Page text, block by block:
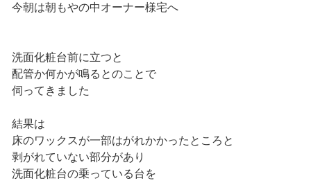
今朝は朝もやの中オーナー様宅へ
洗面化粧台前に立つと
配管か何かが鳴るとのことで
伺ってきました
結果は
床のワックスが一部はがれかかったところと
剥がれていない部分があり
洗面化粧台の乗っている台を